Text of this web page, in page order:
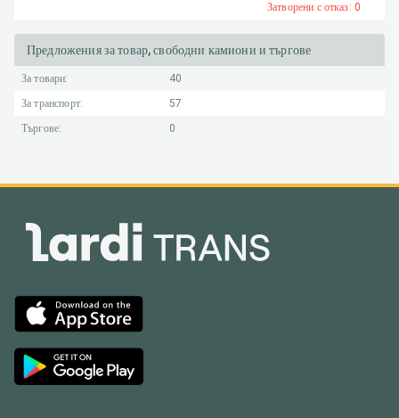
Затворени с отказ: 0
Предложения за товар, свободни камиони и търгове
За товари:
40
За транспорт:
57
Търгове:
0